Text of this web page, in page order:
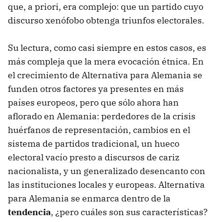
que, a priori, era complejo: que un partido cuyo
discurso xenófobo obtenga triunfos electorales.
Su lectura, como casi siempre en estos casos, es
más compleja que la mera evocación étnica. En
el crecimiento de Alternativa para Alemania se
funden otros factores ya presentes en más
países europeos, pero que sólo ahora han
aflorado en Alemania: perdedores de la crisis
huérfanos de representación, cambios en el
sistema de partidos tradicional, un hueco
electoral vacío presto a discursos de cariz
nacionalista, y un generalizado desencanto con
las instituciones locales y europeas. Alternativa
para Alemania se enmarca dentro de la
tendencia, ¿pero cuáles son sus características?